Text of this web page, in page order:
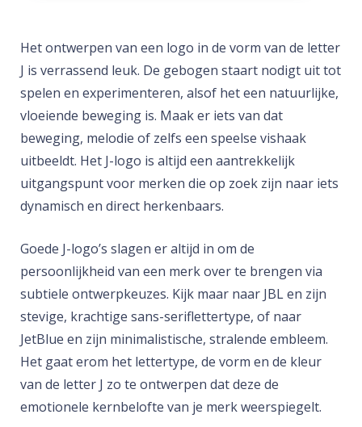
Het ontwerpen van een logo in de vorm van de letter
J is verrassend leuk. De gebogen staart nodigt uit tot
spelen en experimenteren, alsof het een natuurlijke,
vloeiende beweging is. Maak er iets van dat
beweging, melodie of zelfs een speelse vishaak
uitbeeldt. Het J-logo is altijd een aantrekkelijk
uitgangspunt voor merken die op zoek zijn naar iets
dynamisch en direct herkenbaars.
Goede J-logo’s slagen er altijd in om de
persoonlijkheid van een merk over te brengen via
subtiele ontwerpkeuzes. Kijk maar naar JBL en zijn
stevige, krachtige sans-seriflettertype, of naar
JetBlue en zijn minimalistische, stralende embleem.
Het gaat erom het lettertype, de vorm en de kleur
van de letter J zo te ontwerpen dat deze de
emotionele kernbelofte van je merk weerspiegelt.